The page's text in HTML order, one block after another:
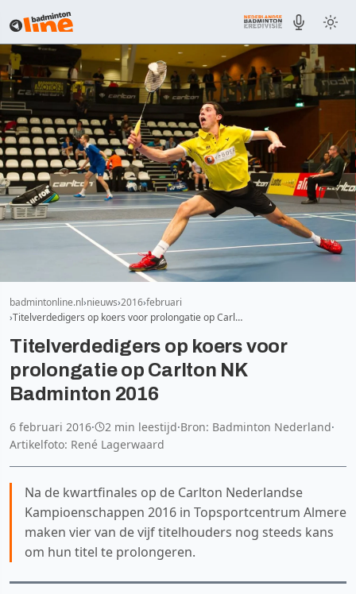
badmintonline.nl nieuws 2016 februari
Titelverdedigers op koers voor prolongatie op Carl…
Titelverdedigers op koers voor
prolongatie op Carlton NK
Badminton 2016
6 februari 2016· 2 min leestijd·Bron: Badminton Nederland·
Artikelfoto: René Lagerwaard
Na de kwartfinales op de Carlton Nederlandse
Kampioenschappen 2016 in Topsportcentrum Almere
maken vier van de vijf titelhouders nog steeds kans
om hun titel te prolongeren.